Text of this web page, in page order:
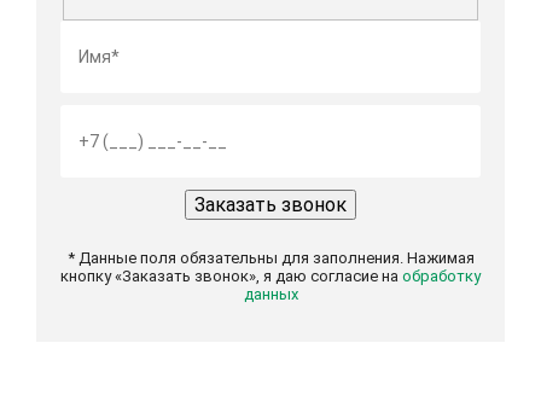
* Данные поля обязательны для заполнения. Нажимая
кнопку «Заказать звонок», я даю согласие на обработку
данных